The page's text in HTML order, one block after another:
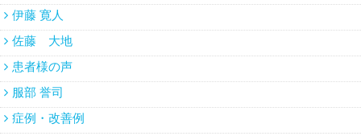
伊藤 寛人
佐藤 大地
患者様の声
服部 誉司
症例・改善例